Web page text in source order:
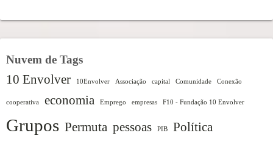
Nuvem de Tags
10 Envolver 10Envolver Associação capital Comunidade Conexão
cooperativa economia Emprego empresas F10 - Fundação 10 Envolver
Grupos Permuta pessoas PIB
Política